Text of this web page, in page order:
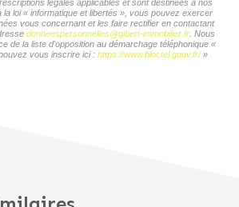
légales applicables et sont destinées à nos
la loi « informatique et libertés », vous pouvez exercer
vous concernant et les faire rectifier en contactant
donneespersonnelles@gibert-immobilier.fr . Nous
de la liste d'opposition au démarchage téléphonique «
vous inscrire ici : https://www.bloctel.gouv.fr/»